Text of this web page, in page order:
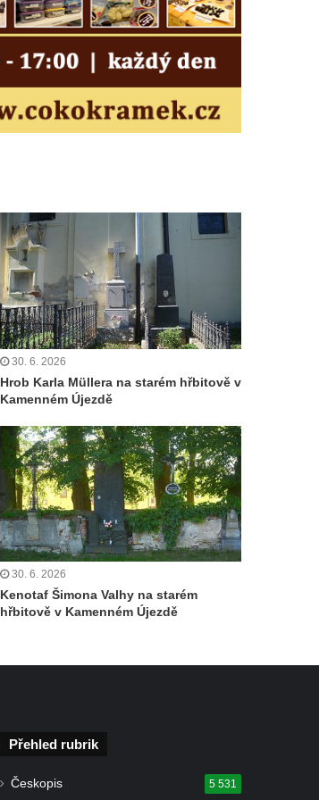
30. 6. 2026
Hrob Karla Müllera na starém hřbitově v
Kamenném Újezdě
30. 6. 2026
Kenotaf Šimona Valhy na starém
hřbitově v Kamenném Újezdě
Přehled rubrik
Českopis 5 531